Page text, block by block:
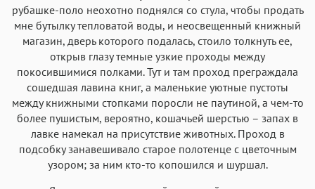
рубашке-поло неохотно поднялся со стула, чтобы продать
мне бутылку тепловатой воды, и неосвещенный книжный
магазин, дверь которого подалась, стоило толкнуть ее,
открыв глазу темные узкие проходы между
покосившимися полками. Тут и там проход преграждала
сошедшая лавина книг, а маленькие уютные пустоты
между книжными стопками поросли не паутиной, а чем-то
более пушистым, вероятно, кошачьей шерстью – запах в
лавке намекал на присутствие животных. Проход в
подсобку занавешивало старое полотенце с цветочным
узором; за ним кто-то копошился и шуршал.